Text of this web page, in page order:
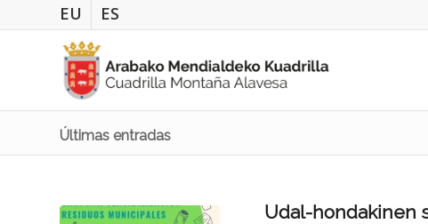
EU ES
Últimas entradas
Udal-hondakinen